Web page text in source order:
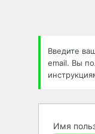
Введите
email. Вы
Имя